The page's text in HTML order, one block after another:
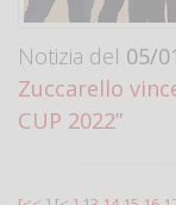
Notizia del 05/
Zuccarello
CUP 2022”